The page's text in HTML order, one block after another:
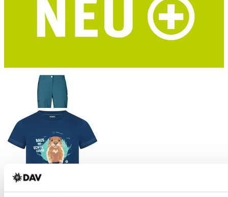
HALTI Pallas Cool Stretch Herren Trekkingshorts
HALTI Pallas Cool Stretch Zip-Off Damen Trekkinghose
Dry Quick cool Material - UPF 90+ - blaugrau - DAV-Edition